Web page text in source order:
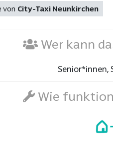
von City-Taxi Neunkirchen
Wer kann
Senior*innen,
Wie